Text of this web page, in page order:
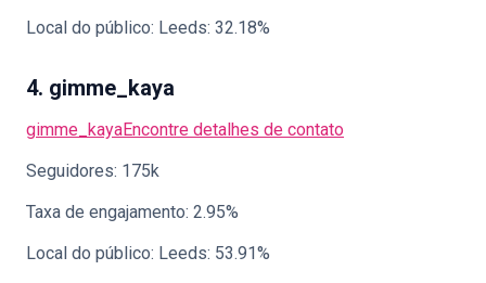
Local do público: Leeds: 32.18%
4. gimme_kaya
gimme_kayaEncontre detalhes de contato
Seguidores: 175k
Taxa de engajamento: 2.95%
Local do público: Leeds: 53.91%